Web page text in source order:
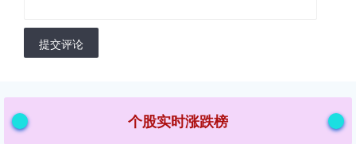
提交评论
个股实时涨跌榜